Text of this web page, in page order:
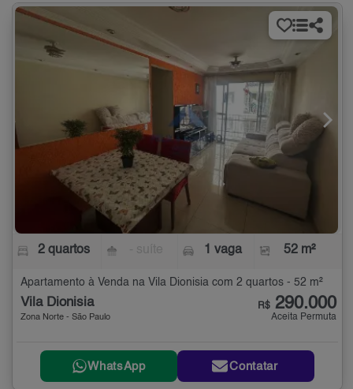
2 quartos 1 vaga 52 m²
Apartamento à Venda na Vila Dionisia com 2 quartos - 52 m²
Vila Dionisia
Zona Norte - São Paulo
R$ 290.000
Aceita Permuta
WhatsApp Contatar